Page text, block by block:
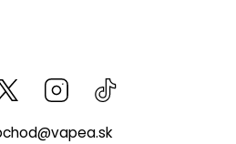
kzifcak85131Instagram
@vapea.sk